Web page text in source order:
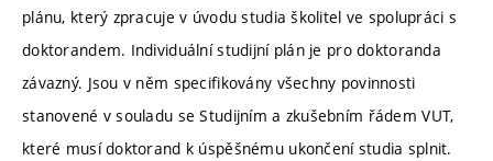
plánu, který zpracuje v úvodu studia školitel ve spolupráci s
doktorandem. Individuální studijní plán je pro doktoranda
závazný. Jsou v něm specifikovány všechny povinnosti
stanovené v souladu se Studijním a zkušebním řádem VUT,
které musí doktorand k úspěšnému ukončení studia splnit.